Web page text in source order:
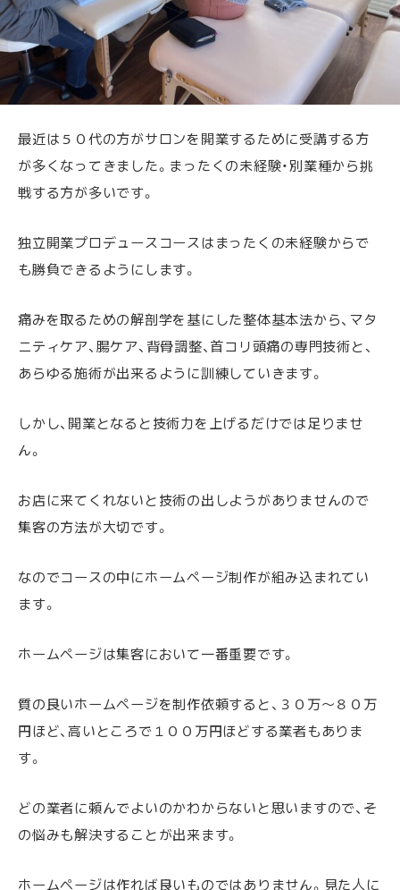
最近は５０代の方がサロンを開業するために受講する方
が多くなってきました。まったくの未経験・別業種から挑
戦する方が多いです。
独立開業プロデュースコースはまったくの未経験からで
も勝負できるようにします。
痛みを取るための解剖学を基にした整体基本法から、マタ
ニティケア、腸ケア、背骨調整、首コリ頭痛の専門技術と、
あらゆる施術が出来るように訓練していきます。
しかし、開業となると技術力を上げるだけでは足りませ
ん。
お店に来てくれないと技術の出しようがありませんので
集客の方法が大切です。
なのでコースの中にホームページ制作が組み込まれてい
ます。
ホームページは集客において一番重要です。
質の良いホームページを制作依頼すると、３０万～８０万
円ほど、高いところで１００万円ほどする業者もありま
す。
どの業者に頼んでよいのかわからないと思いますので、そ
の悩みも解決することが出来ます。
ホームページは作れば良いものではありません。見た人に